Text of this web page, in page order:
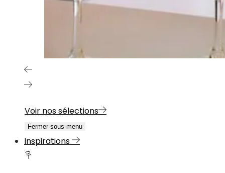
Voir nos sélections
Fermer sous-menu
Inspirations